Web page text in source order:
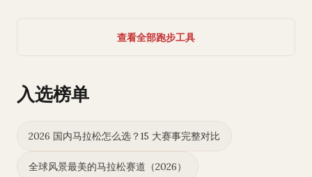
查看全部跑步工具
入选榜单
2026 国内马拉松怎么选？15 大赛事完整对比
全球风景最美的马拉松赛道（2026）